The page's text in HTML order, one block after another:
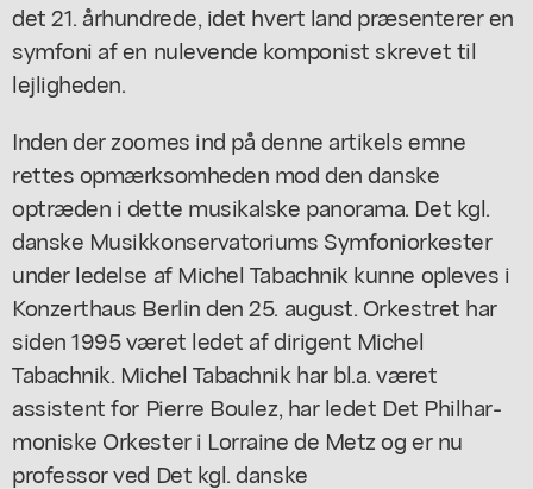
det 21. århundrede, idet hvert land præsenterer en
symfoni af en nulevende komponist skrevet til
lejligheden.
Inden der zoomes ind på denne artikels emne
rettes opmærksomheden mod den danske
optræden i dette musikalske panorama. Det kgl.
danske Musikkonservatoriums Symfoniorkester
under ledelse af Michel Tabachnik kunne opleves i
Konzerthaus Berlin den 25. august. Orkestret har
siden 1995 været ledet af dirigent Michel
Tabachnik. Michel Tabachnik har bl.a. været
assistent for Pierre Boulez, har ledet Det Philhar-
moniske Orkester i Lorraine de Metz og er nu
professor ved Det kgl. danske